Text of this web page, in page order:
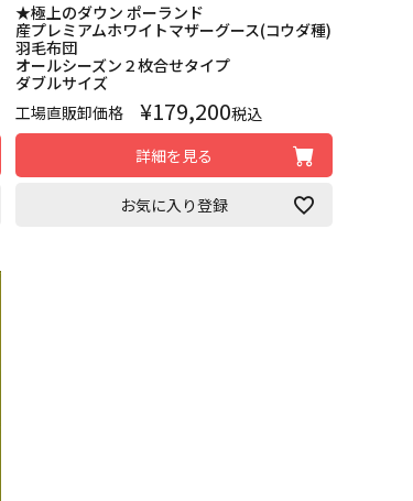
★極上のダウン ポーランド
産プレミアムホワイトマザーグース(コウダ種)
羽毛布団
オールシーズン２枚合せタイプ
ダブルサイズ
工場直販卸価格
¥179,200税込
詳細を見る
お気に入り登録